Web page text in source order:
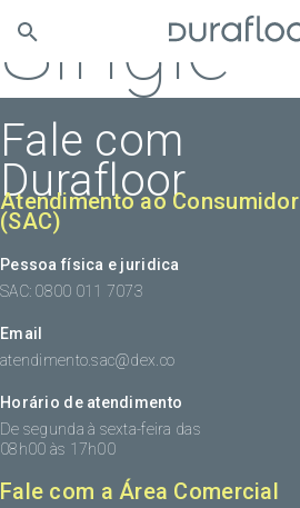
Single
Fale com
Durafloor
Atendimento ao Consumidor
(SAC)
Pessoa física e juridica
SAC: 0800 011 7073
Email
atendimento.sac@dex.co
Horário de atendimento
De segunda à sexta-feira das
08h00 às 17h00
Fale com a Área Comercial